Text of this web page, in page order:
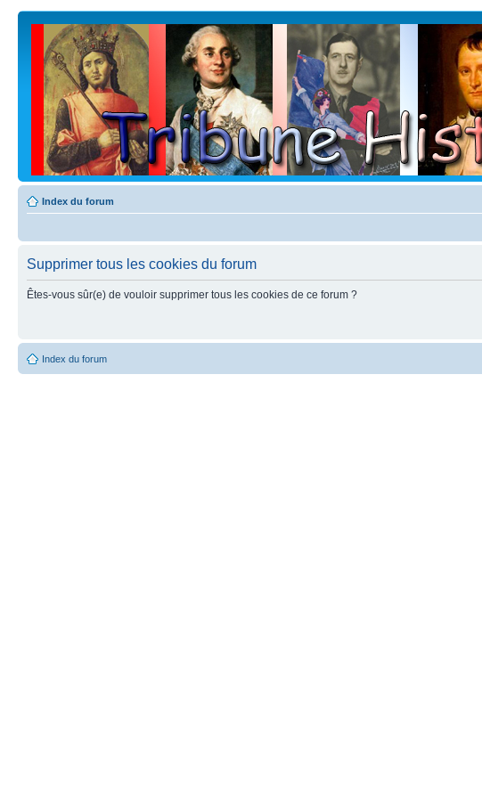
Index du forum
Supprimer tous les cookies du forum
Êtes-vous sûr(e) de vouloir supprimer tous les cookies de ce forum ?
Index du forum